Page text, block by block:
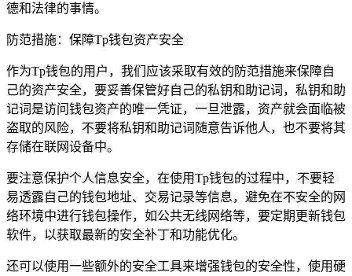
德和法律的事情。
防范措施：保障Tp钱包资产安全
作为Tp钱包的用户，我们应该采取有效的防范措施来保障自
己的资产安全，要妥善保管好自己的私钥和助记词，私钥和助
记词是访问钱包资产的唯一凭证，一旦泄露，资产就会面临被
盗取的风险，不要将私钥和助记词随意告诉他人，也不要将其
存储在联网设备中。
要注意保护个人信息安全，在使用Tp钱包的过程中，不要轻
易透露自己的钱包地址、交易记录等信息，避免在不安全的网
络环境中进行钱包操作，如公共无线网络等，要定期更新钱包
软件，以获取最新的安全补丁和功能优化。
还可以使用一些额外的安全工具来增强钱包的安全性，使用硬